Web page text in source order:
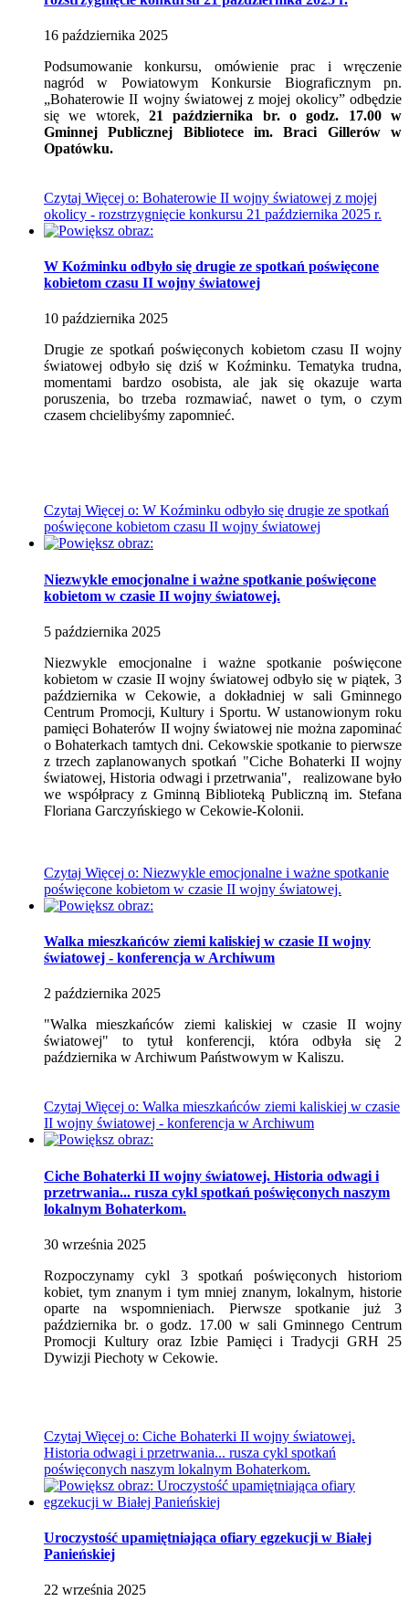
16 października 2025
Podsumowanie konkursu, omówienie prac i wręczenie
nagród w Powiatowym Konkursie Biograficznym pn.
„Bohaterowie II wojny światowej z mojej okolicy” odbędzie
się we wtorek, 21 października br. o godz. 17.00 w
Gminnej Publicznej Bibliotece im. Braci Gillerów w
Opatówku.
Czytaj Więcej o: Bohaterowie II wojny światowej z mojej
okolicy - rozstrzygnięcie konkursu 21 października 2025 r.
W Koźminku odbyło się drugie ze spotkań poświęcone
kobietom czasu II wojny światowej
10 października 2025
Drugie ze spotkań poświęconych kobietom czasu II wojny
światowej odbyło się dziś w Koźminku. Tematyka trudna,
momentami bardzo osobista, ale jak się okazuje warta
poruszenia, bo trzeba rozmawiać, nawet o tym, o czym
czasem chcielibyśmy zapomnieć.
Czytaj Więcej o: W Koźminku odbyło się drugie ze spotkań
poświęcone kobietom czasu II wojny światowej
Niezwykle emocjonalne i ważne spotkanie poświęcone
kobietom w czasie II wojny światowej.
5 października 2025
Niezwykle emocjonalne i ważne spotkanie poświęcone
kobietom w czasie II wojny światowej odbyło się w piątek, 3
października w Cekowie, a dokładniej w sali Gminnego
Centrum Promocji, Kultury i Sportu. W ustanowionym roku
pamięci Bohaterów II wojny światowej nie można zapominać
o Bohaterkach tamtych dni. Cekowskie spotkanie to pierwsze
z trzech zaplanowanych spotkań "Ciche Bohaterki II wojny
światowej, Historia odwagi i przetrwania", realizowane było
we współpracy z Gminną Biblioteką Publiczną im. Stefana
Floriana Garczyńskiego w Cekowie-Kolonii.
Czytaj Więcej o: Niezwykle emocjonalne i ważne spotkanie
poświęcone kobietom w czasie II wojny światowej.
Walka mieszkańców ziemi kaliskiej w czasie II wojny
światowej - konferencja w Archiwum
2 października 2025
"Walka mieszkańców ziemi kaliskiej w czasie II wojny
światowej" to tytuł konferencji, która odbyła się 2
października w Archiwum Państwowym w Kaliszu.
Czytaj Więcej o: Walka mieszkańców ziemi kaliskiej w czasie
II wojny światowej - konferencja w Archiwum
Ciche Bohaterki II wojny światowej. Historia odwagi i
przetrwania... rusza cykl spotkań poświęconych naszym
lokalnym Bohaterkom.
30 września 2025
Rozpoczynamy cykl 3 spotkań poświęconych historiom
kobiet, tym znanym i tym mniej znanym, lokalnym, historie
oparte na wspomnieniach. Pierwsze spotkanie już 3
października br. o godz. 17.00 w saliGminnego Centrum
Promocji Kulturyoraz Izbie Pamięci i Tradycji GRH 25
Dywizji Piechoty w Cekowie.
Czytaj Więcej o: Ciche Bohaterki II wojny światowej.
Historia odwagi i przetrwania... rusza cykl spotkań
poświęconych naszym lokalnym Bohaterkom.
Uroczystość upamiętniająca ofiary egzekucji w Białej
Panieńskiej
22 września 2025